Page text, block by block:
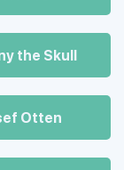
the Skull
Otten